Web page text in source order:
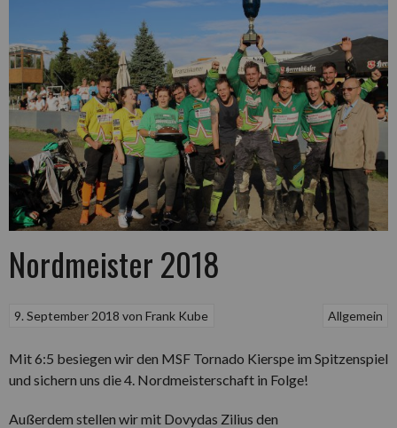
Nordmeister 2018
Allgemein
9. September 2018 vonFrank Kube
Mit 6:5 besiegen wir den MSF Tornado Kierspe im Spitzenspiel
und sichern uns die 4. Nordmeisterschaft in Folge!
Außerdem stellen wir mit Dovydas Zilius den